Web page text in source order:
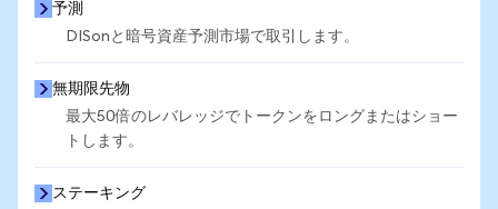
予測
DISonと暗号資産予測市場で取引します。
無期限先物
最大50倍のレバレッジでトークンをロングまたはショー
トします。
ステーキング